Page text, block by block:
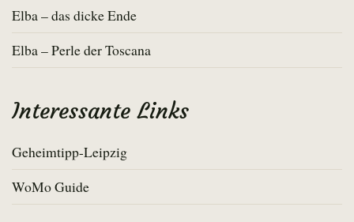
Elba – das dicke Ende
Elba – Perle der Toscana
Interessante Links
Geheimtipp-Leipzig
WoMo Guide